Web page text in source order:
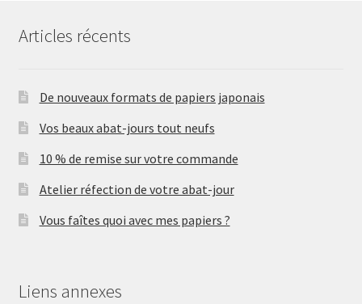
Articles récents
De nouveaux formats de papiers japonais
Vos beaux abat-jours tout neufs
10 % de remise sur votre commande
Atelier réfection de votre abat-jour
Vous faîtes quoi avec mes papiers ?
Liens annexes